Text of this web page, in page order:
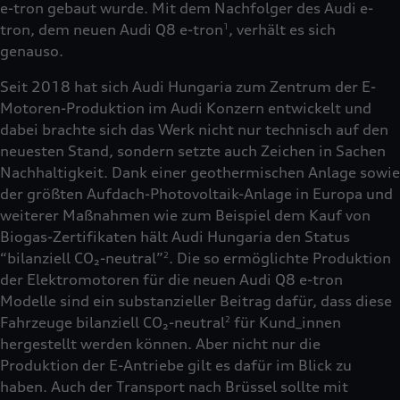
e-tron gebaut wurde. Mit dem Nachfolger des Audi e-
tron, dem neuen Audi Q8 e-tron1 , verhält es sich
genauso.
Seit 2018 hat sich Audi Hungaria zum Zentrum der E-
Motoren-Produktion im Audi Konzern entwickelt und
dabei brachte sich das Werk nicht nur technisch auf den
neuesten Stand, sondern setzte auch Zeichen in Sachen
Nachhaltigkeit. Dank einer geothermischen Anlage sowie
der größten Aufdach-Photovoltaik-Anlage in Europa und
weiterer Maßnahmen wie zum Beispiel dem Kauf von
Biogas-Zertifikaten hält Audi Hungaria den Status
“bilanziell CO₂-neutral”2 . Die so ermöglichte Produktion
der Elektromotoren für die neuen Audi Q8 e-tron
Modelle sind ein substanzieller Beitrag dafür, dass diese
Fahrzeuge bilanziell CO₂-neutral2 für Kund_innen
hergestellt werden können. Aber nicht nur die
Produktion der E-Antriebe gilt es dafür im Blick zu
haben. Auch der Transport nach Brüssel sollte mit